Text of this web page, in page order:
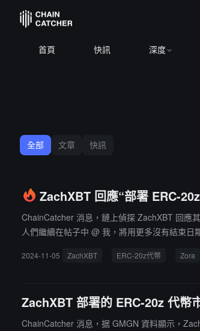
首頁 快訊 深度
全部 文章 快訊
ZachXBT 回應“部署 ERC-
ChainCatcher 消息，鏈上偵探 ZachXBT 回應
人們繼續在帖子中 @ 我，將用更多沒有結束
萬美元後回落。
2024-11-05 ZachXBT ERC-20z代幣 Zora
ZachXBT 部署的 ERC-20z 代幣
ChainCatcher 消息，据 GMGN 資料顯示，